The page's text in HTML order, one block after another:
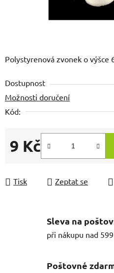
Polystyrenová zvonek o výšce
Dostupnost
Možnosti doručení
Kód:
9 Kč
Měrná cena:
Tisk Zeptat se
Sleva na
při nákupu nad
Poštovné